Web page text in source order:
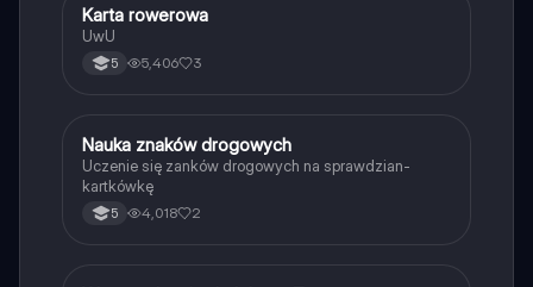
KTechnika
Karta rowerowa
UwU
5 5,406 3
NTechnika
Nauka znaków drogowych
Uczenie się zanków drogowych na sprawdzian-
kartkówkę
5 4,018 2